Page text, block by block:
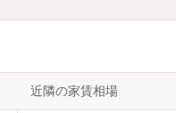
近隣の家賃相場